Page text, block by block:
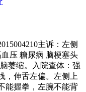
主诉：左侧
压 糖尿病 脑梗塞头
萎缩。入院查体：强
，伸舌左偏。左侧上
能握拳，左腕不能背